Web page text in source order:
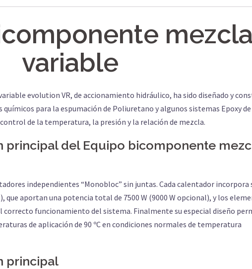
variable
evolution VR, de accionamiento hidráulico, ha sido diseñado y
para la espumación de Poliuretano y algunos sistemas Epoxy
de la temperatura, la presión y la relación de mezcla.
principal del Equipo bicomponente
independientes “Monobloc” sin juntas. Cada calentador incorpora
que aportan una potencia total de 7500 W (9000 W opcional), y los
correcto funcionamiento del sistema. Finalmente su especial diseño
de aplicación de 90 ºC en condiciones normales de temperatura
principal